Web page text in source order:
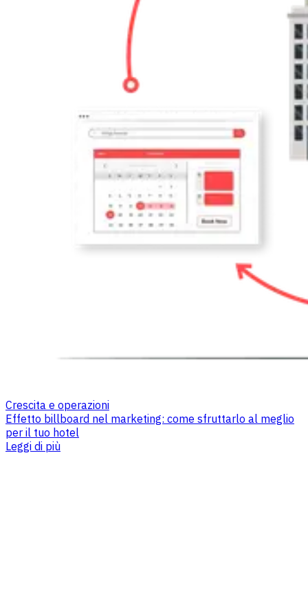
Crescita e operazioni
Effetto billboard nel marketing: come sfruttarlo al meglio
per il tuo hotel
Leggi di più